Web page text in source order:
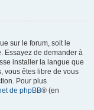
sur le forum, soit le
Essayez de demander à
installer la langue que
vous êtes libre de vous
Pour plus
de phpBB® (en